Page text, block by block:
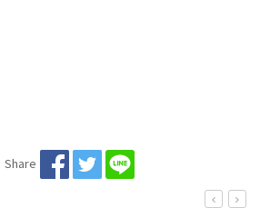
Share